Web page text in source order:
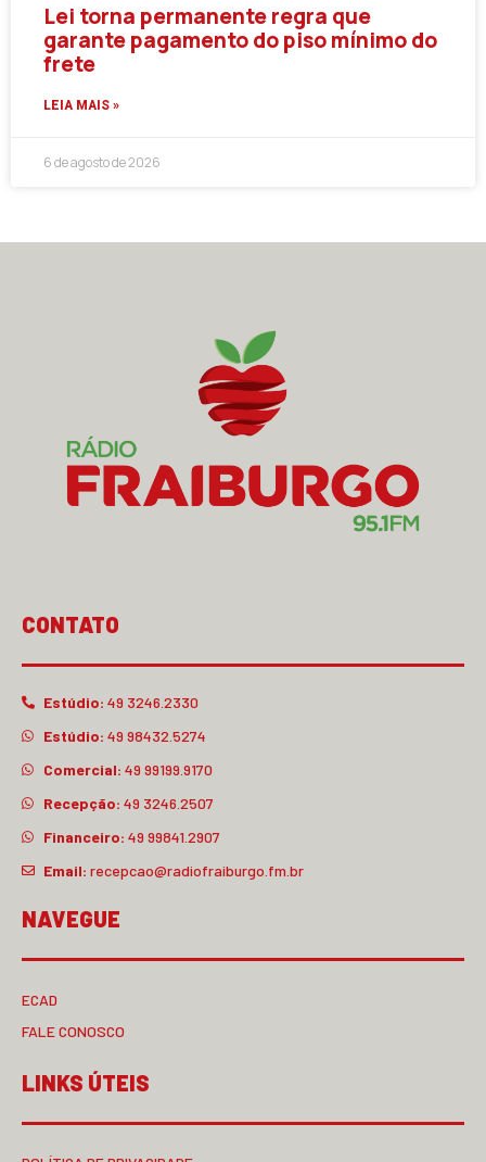
Lei torna permanente regra que
garante pagamento do piso mínimo do
frete
LEIA MAIS »
6 de agosto de 2026
CONTATO
Estúdio: 49 3246.2330
Estúdio: 49 98432.5274
Comercial: 49 99199.9170
Recepção: 49 3246.2507
Financeiro: 49 99841.2907
Email: recepcao@radiofraiburgo.fm.br
NAVEGUE
ECAD
FALE CONOSCO
LINKS ÚTEIS